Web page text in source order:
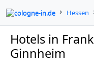
cologne-in.de Hessen
Hotels in
Ginnheim